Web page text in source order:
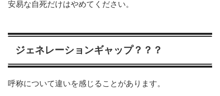
安易な自死だけはやめてください。
ジェネレーションギャップ？？？
呼称について違いを感じることがあります。